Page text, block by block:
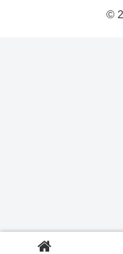
©